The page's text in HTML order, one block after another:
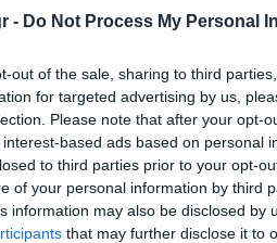
- Do Not Process My Personal
out of the sale, sharing to third
for targeted advertising by us,
Please note that after your opt-
based ads based on personal
to third parties prior to your opt-
of your personal information by third
information may also be disclosed by
that may further disclose it to